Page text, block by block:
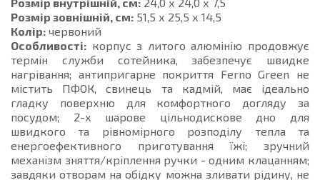
Розмір зовнішній, см: 51,5 х 25,5 х 14,5
Колір: червоний
Особливості: корпус з литого алюмінію продовжує
термін служби сотейника, забезпечує швидке
нагрівання; антипригарне покриття Ferno Green не
містить ПФОК, свинець та кадмій, має ідеально
гладку поверхню для комфортного догляду за
посудом; 2-х шарове цільнодискове дно для
швидкого та рівномірного розподілу тепла та
енергоефективного приготування їжі; зручний
механізм зняття/кріплення ручки - одним клацанням;
завдяки отворам на обідку можна зливати рідину, не